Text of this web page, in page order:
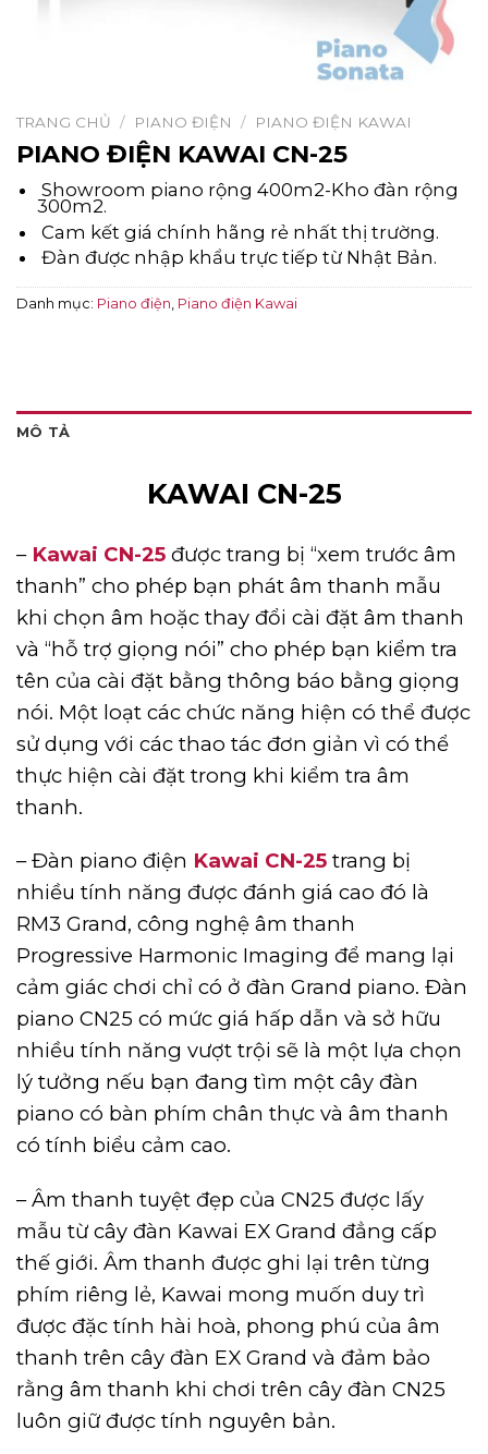
TRANG CHỦ / PIANO ĐIỆN / PIANO ĐIỆN KAWAI
PIANO ĐIỆN KAWAI CN-25
Showroom piano rộng 400m2-Kho đàn rộng
300m2.
Cam kết giá chính hãng rẻ nhất thị trường.
Đàn được nhập khẩu trực tiếp từ Nhật Bản.
Danh mục: Piano điện Piano điện Kawai
MÔ TẢ
KAWAI CN-25
– Kawai CN-25 được trang bị “xem trước âm
thanh” cho phép bạn phát âm thanh mẫu
khi chọn âm hoặc thay đổi cài đặt âm thanh
và “hỗ trợ giọng nói” cho phép bạn kiểm tra
tên của cài đặt bằng thông báo bằng giọng
nói. Một loạt các chức năng hiện có thể được
sử dụng với các thao tác đơn giản vì có thể
thực hiện cài đặt trong khi kiểm tra âm
thanh.
– Đàn piano điện Kawai CN-25 trang bị
nhiều tính năng được đánh giá cao đó là
RM3 Grand, công nghệ âm thanh
Progressive Harmonic Imaging để mang lại
cảm giác chơi chỉ có ở đàn Grand piano. Đàn
piano CN25 có mức giá hấp dẫn và sở hữu
nhiều tính năng vượt trội sẽ là một lựa chọn
lý tưởng nếu bạn đang tìm một cây đàn
piano có bàn phím chân thực và âm thanh
có tính biểu cảm cao.
–Âm thanh tuyệt đẹp của CN25 được lấy
mẫu từ cây đàn Kawai EX Grand đẳng cấp
thế giới. Âm thanh được ghi lại trên từng
phím riêng lẻ, Kawai mong muốn duy trì
được đặc tính hài hoà, phong phú của âm
thanh trên cây đàn EX Grand và đảm bảo
rằng âm thanh khi chơi trên cây đàn CN25
luôn giữ được tính nguyên bản.